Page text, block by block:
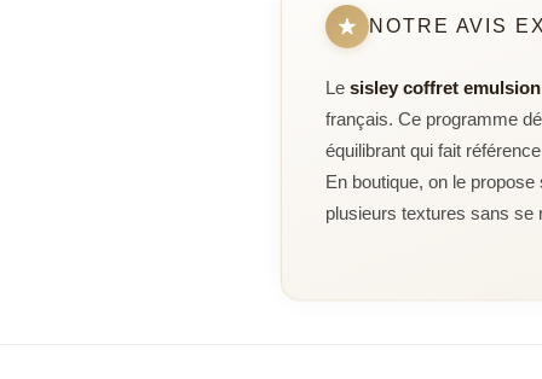
NOTRE AVIS
Le sisley coffret
français. Ce programme
équilibrant qui fait
En boutique, on le
plusieurs textures sans se